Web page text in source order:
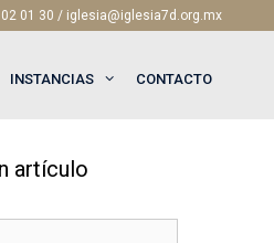
01 30 / iglesia@iglesia7d.org.mx
INSTANCIAS CONTACTO
artículo